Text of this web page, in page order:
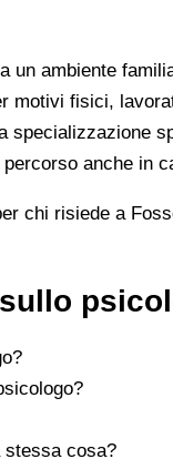
un ambiente
motivi fisici,
specializzazione
anche in
chi risiede a
stessa cosa?